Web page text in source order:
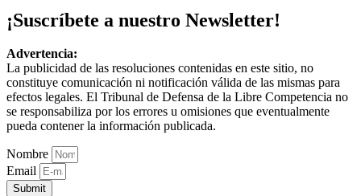
¡Suscríbete a nuestro Newsletter!
Advertencia:
La publicidad de las resoluciones contenidas en este sitio, no
constituye comunicación ni notificación válida de las mismas para
efectos legales. El Tribunal de Defensa de la Libre Competencia no
se responsabiliza por los errores u omisiones que eventualmente
pueda contener la información publicada.
Nombre
Email
Submit